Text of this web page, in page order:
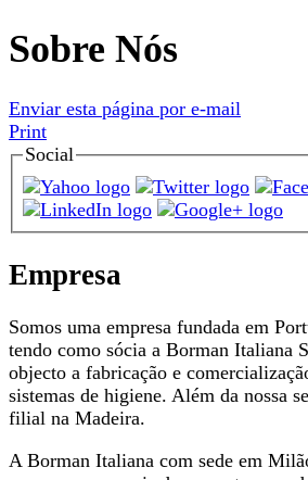
Sobre Nós
Enviar esta página por e-mail
Print
Social
Empresa
Somos uma empresa fundada em
tendo como sócia a Borman Italiana
objecto a fabricação e
sistemas de higiene. Além da nossa
filial na Madeira.
A Borman Italiana com sede em